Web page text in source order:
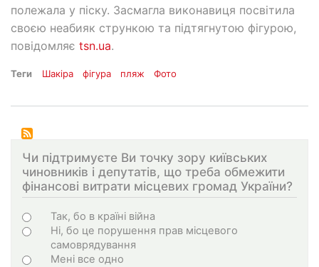
полежала у піску. Засмагла виконавиця посвітила
своєю неабияк стрункою та підтягнутою фігурою,
повідомляє tsn.ua.
Теги Шакіра фігура пляж Фото
Чи підтримуєте Ви точку зору київських
чиновників і депутатів, що треба обмежити
фінансові витрати місцевих громад України?
Варіанти
Так, бо в країні війна
Ні, бо це порушення прав місцевого
самоврядування
Мені все одно